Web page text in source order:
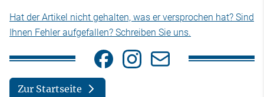
Hat der Artikel nicht gehalten, was er versprochen hat? Sind
Ihnen Fehler aufgefallen? Schreiben Sie uns.
Zur Startseite